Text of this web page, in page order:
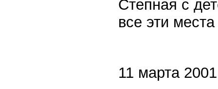
Степная с
все эти
11 марта 2001